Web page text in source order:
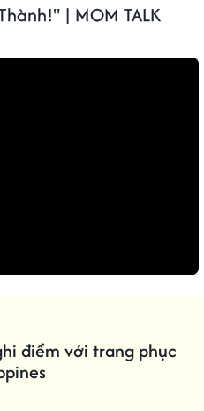
| MOM TALK
điểm với trang phục